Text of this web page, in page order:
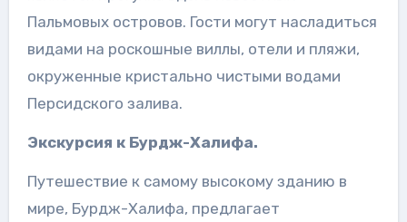
Пальмовых островов. Гости могут насладиться
видами на роскошные виллы, отели и пляжи,
окруженные кристально чистыми водами
Персидского залива.
Экскурсия к Бурдж-Халифа.
Путешествие к самому высокому зданию в
мире, Бурдж-Халифа, предлагает